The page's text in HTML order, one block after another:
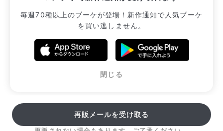
毎週70種以上のブーケが登場！新作通知で人気ブーケ
を買い逃しません。
閉じる
販売中のブーケ一覧へ
再販メールを受け取る